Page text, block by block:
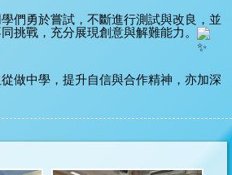
們勇於嘗試，不斷進行測試與改良，並
挑戰，充分展現創意與解難能力。
做中學，提升自信與合作精神，亦加深